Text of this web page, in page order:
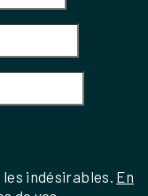
indésirables. En